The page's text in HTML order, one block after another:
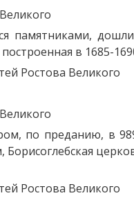
памятниками,
в 1685-
по преданию, в
Борисоглебская